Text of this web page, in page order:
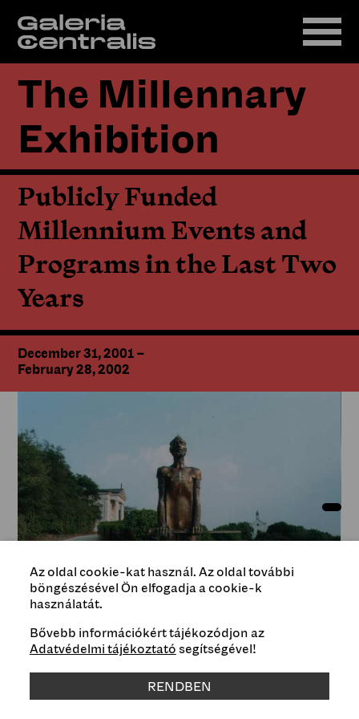
The Millennary
Exhibition
Publicly Funded
Millennium Events and
Programs in the Last Two
Years
December 31, 2001 –
February 28, 2002
Az oldal cookie-kat használ. Az oldal további
böngészésével Ön elfogadja a cookie-k
használatát.
Bővebb információkért tájékozódjon az
Adatvédelmi tájékoztató segítségével!
RENDBEN